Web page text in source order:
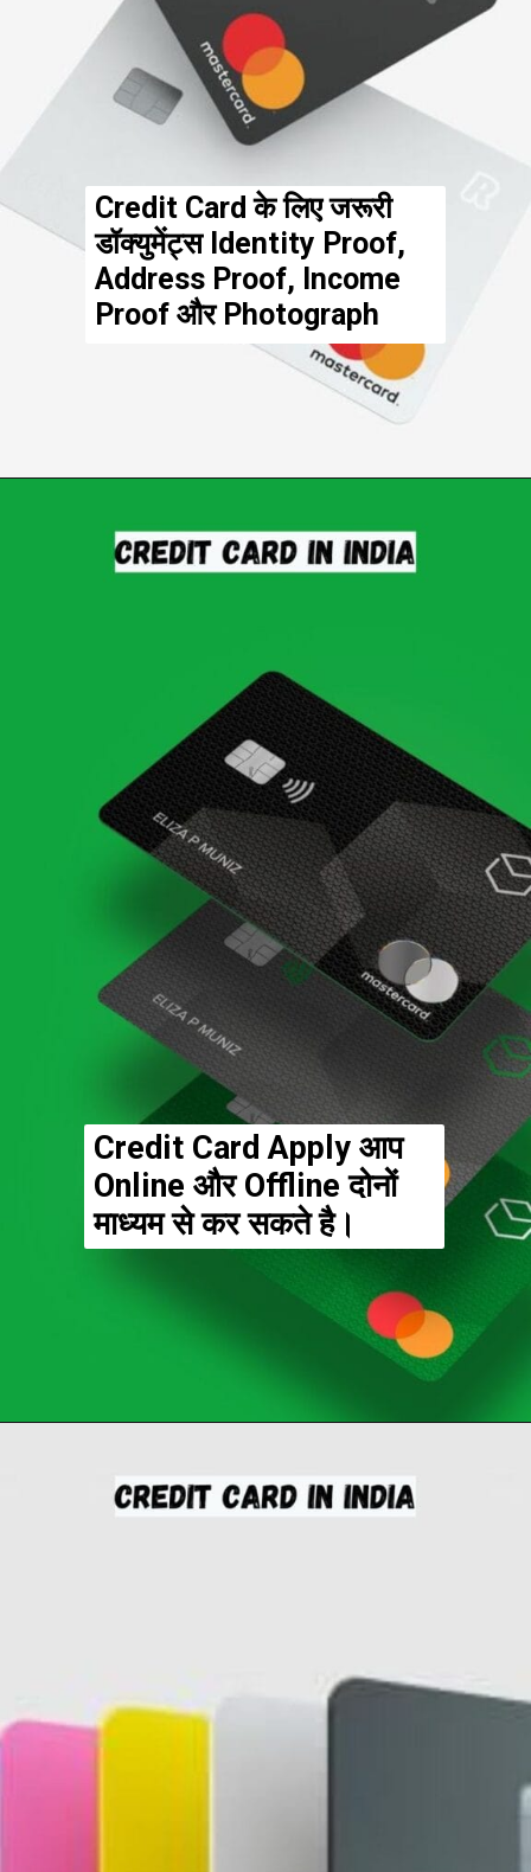
Credit Card के लिए जरूरी
डॉक्युमेंट्स Identity Proof,
Address Proof, Income
Proof और Photograph
Credit Card Apply आप
Online और Offline दोनों
माध्यम से कर सकते है।